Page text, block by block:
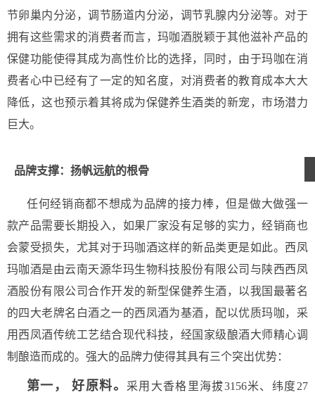
节卵巢内分泌，调节肠道内分泌，调节乳腺内分泌等。对于
拥有这些需求的消费者而言，玛咖酒脱颖于其他滋补产品的
保健功能使得其成为高性价比的选择，同时，由于玛咖在消
费者心中已经有了一定的知名度，对消费者的教育成本大大
降低，这也预示着其将成为保健养生酒类的新宠，市场潜力
巨大。
品牌支撑：扬帆远航的根骨
任何经销商都不想成为品牌的接力棒，但是做大做强一
款产品需要长期投入，如果厂家没有足够的实力，经销商也
会蒙受损失，尤其对于玛咖酒这样的新品类更是如此。西凤
玛咖酒是由云南天源华玛生物科技股份有限公司与陕西西凤
酒股份有限公司合作开发的新型保健养生酒，以我国最著名
的四大老牌名白酒之一的西凤酒为基酒，配以优质玛咖，采
用西凤酒传统工艺结合现代科技，经国家级酿酒大师精心调
制酿造而成的。强大的品牌力使得其具有三个突出优势：
第一， 好原料。
采用大香格里海拔3156米、纬度27